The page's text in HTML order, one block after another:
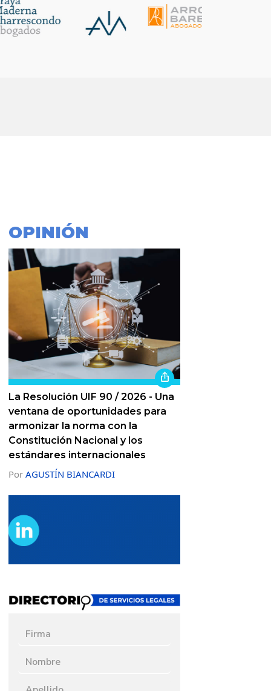
OPINIÓN
La Resolución UIF 90 / 2026 - Una
ventana de oportunidades para
armonizar la norma con la
Constitución Nacional y los
estándares internacionales
Por AGUSTÍN BIANCARDI